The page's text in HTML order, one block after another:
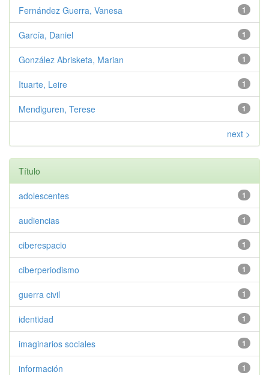
1
Fernández Guerra, Vanesa
1
García, Daniel
1
González Abrisketa, Marian
1
Ituarte, Leire
1
Mendiguren, Terese
next >
Título
1
adolescentes
1
audiencias
1
ciberespacio
1
ciberperiodismo
1
guerra civil
1
identidad
1
imaginarios sociales
1
información